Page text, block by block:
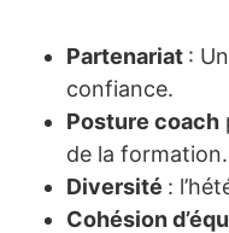
Partenariat :
confiance.
Posture coach
de la formation.
Diversité :
Cohésion